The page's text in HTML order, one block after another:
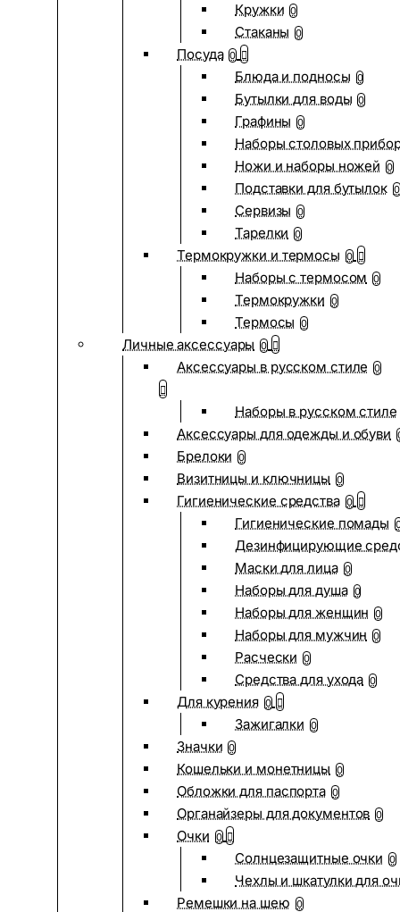
Кружки 0
Стаканы 0
Посуда 0
Блюда и подносы 0
Бутылки для воды 0
Графины 0
Наборы столовых
Ножи и наборы ножей 0
Подставки для бутылок 0
Сервизы 0
Тарелки 0
Термокружки и термосы 0
Наборы с термосом 0
Термокружки 0
Термосы 0
Личные аксессуары 0
Аксессуары в русском стиле 0
Наборы в русском стиле
Аксессуары для одежды и обуви
Брелоки 0
Визитницы и ключницы 0
Гигиенические средства 0
Гигиенические помады
Дезинфицирующие
Маски для лица 0
Наборы для душа 0
Наборы для женщин 0
Наборы для мужчин 0
Расчески 0
Средства для ухода 0
Для курения 0
Зажигалки 0
Значки 0
Кошельки и монетницы 0
Обложки для паспорта 0
Органайзеры для документов 0
Очки 0
Солнцезащитные очки 0
Чехлы и шкатулки для
Ремешки на шею 0